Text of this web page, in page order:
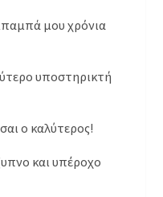
μου χρόνια
υποστηρικτή
ο καλύτερος!
και υπέροχο